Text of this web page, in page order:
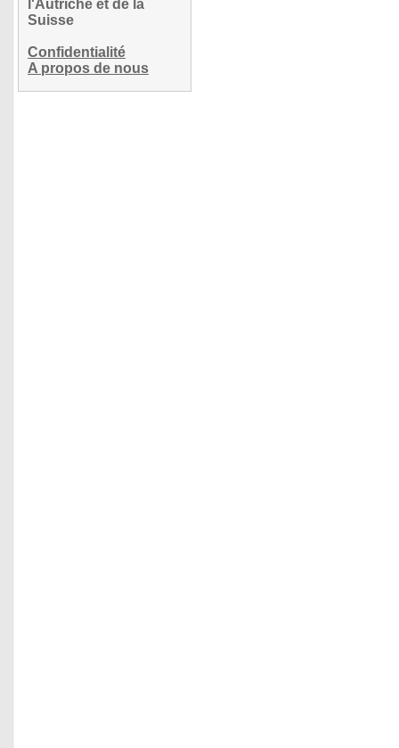
l'Autriche et de la
Suisse
Confidentialité
A propos de nous